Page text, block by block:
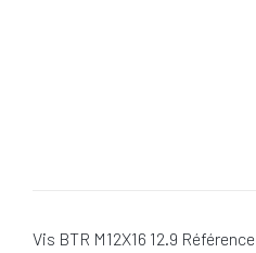
Vis BTR M12X16 12.9